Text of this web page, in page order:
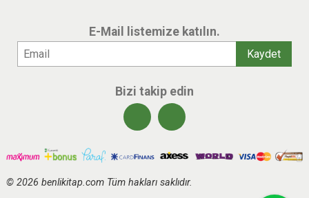
E-Mail listemize katılın.
Bizi takip edin
© 2026 benlikitap.com Tüm hakları saklıdır.